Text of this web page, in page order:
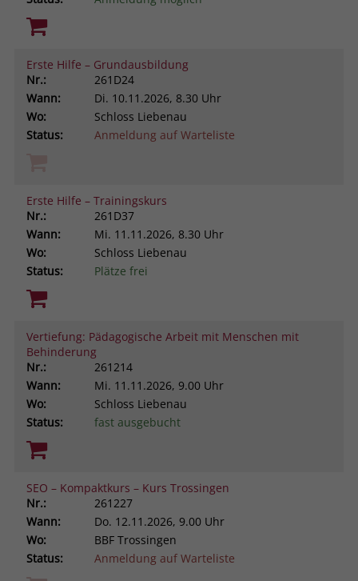
Erste Hilfe – Grundausbildung
Nr.:
261D24
Wann:
Di. 10.11.2026, 8.30 Uhr
Wo:
Schloss Liebenau
Status:
Anmeldung auf Warteliste
Erste Hilfe – Trainingskurs
Nr.:
261D37
Wann:
Mi. 11.11.2026, 8.30 Uhr
Wo:
Schloss Liebenau
Status:
Plätze frei
Vertiefung: Pädagogische Arbeit mit Menschen mit
Behinderung
Nr.:
261214
Wann:
Mi. 11.11.2026, 9.00 Uhr
Wo:
Schloss Liebenau
Status:
fast ausgebucht
SEO – Kompaktkurs – Kurs Trossingen
Nr.:
261227
Wann:
Do. 12.11.2026, 9.00 Uhr
Wo:
BBF Trossingen
Status:
Anmeldung auf Warteliste